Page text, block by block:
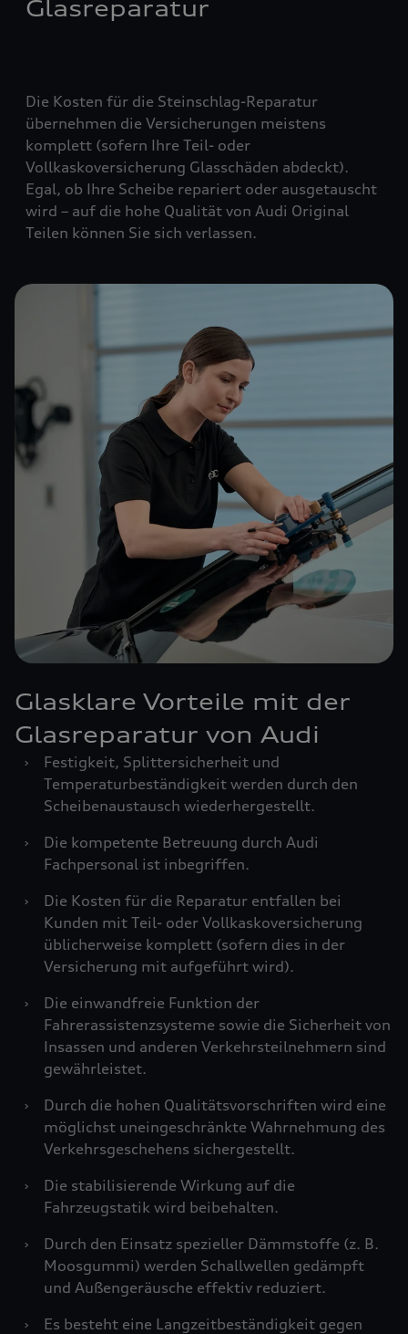
Glasreparatur
Die Kosten für die Steinschlag-Reparatur
übernehmen die Versicherungen meistens
komplett (sofern Ihre Teil- oder
Vollkaskoversicherung Glasschäden abdeckt).
Egal, ob Ihre Scheibe repariert oder ausgetauscht
wird – auf die hohe Qualität von Audi Original
Teilen können Sie sich verlassen.
Glasklare Vorteile mit der
Glasreparatur von Audi
›
Festigkeit, Splittersicherheit und
Temperaturbeständigkeit werden durch den
Scheibenaustausch wiederhergestellt.
›
Die kompetente Betreuung durch Audi
Fachpersonal ist inbegriffen.
›
Die Kosten für die Reparatur entfallen bei
Kunden mit Teil- oder Vollkaskoversicherung
üblicherweise komplett (sofern dies in der
Versicherung mit aufgeführt wird).
›
Die einwandfreie Funktion der
Fahrerassistenzsysteme sowie die Sicherheit von
Insassen und anderen Verkehrsteilnehmern sind
gewährleistet.
›
Durch die hohen Qualitätsvorschriften wird eine
möglichst uneingeschränkte Wahrnehmung des
Verkehrsgeschehens sichergestellt.
›
Die stabilisierende Wirkung auf die
Fahrzeugstatik wird beibehalten.
›
Durch den Einsatz spezieller Dämmstoffe (z. B.
Moosgummi) werden Schallwellen gedämpft
und Außengeräusche effektiv reduziert.
›
Es besteht eine Langzeitbeständigkeit gegen